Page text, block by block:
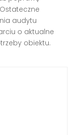
audytu
o aktualne
obiektu.